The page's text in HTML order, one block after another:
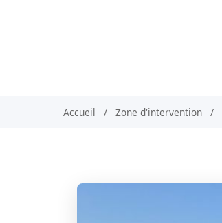
Accueil / Zone d'intervention /